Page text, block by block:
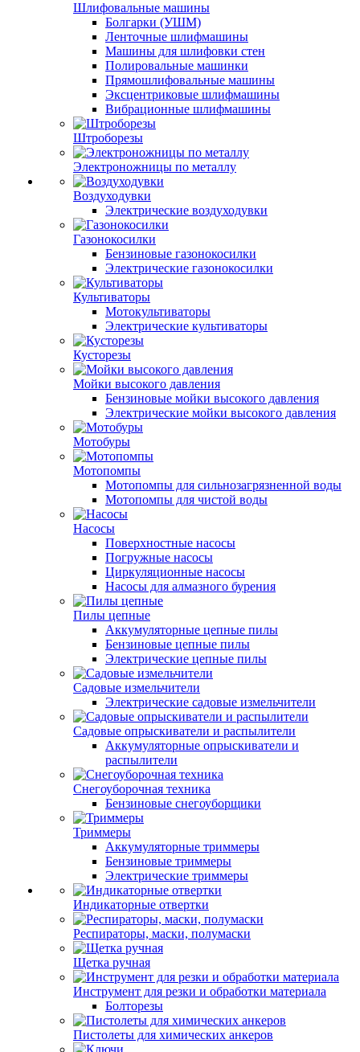
Шлифовальные машины
Болгарки (УШМ)
Ленточные шлифмашины
Машины для шлифовки стен
Полировальные машинки
Прямошлифовальные машины
Эксцентриковые шлифмашины
Вибрационные шлифмашины
Штроборезы
Электроножницы по металлу
Воздуходувки
Электрические воздуходувки
Газонокосилки
Бензиновые газонокосилки
Электрические газонокосилки
Культиваторы
Мотокультиваторы
Электрические культиваторы
Кусторезы
Мойки высокого давления
Бензиновые мойки высокого давления
Электрические мойки высокого давления
Мотобуры
Мотопомпы
Мотопомпы для сильнозагрязненной воды
Мотопомпы для чистой воды
Насосы
Поверхностные насосы
Погружные насосы
Циркуляционные насосы
Насосы для алмазного бурения
Пилы цепные
Аккумуляторные цепные пилы
Бензиновые цепные пилы
Электрические цепные пилы
Садовые измельчители
Электрические садовые измельчители
Садовые опрыскиватели и распылители
Аккумуляторные опрыскиватели и
распылители
Снегоуборочная техника
Бензиновые снегоуборщики
Триммеры
Аккумуляторные триммеры
Бензиновые триммеры
Электрические триммеры
Индикаторные отвертки
Респираторы, маски, полумаски
Щетка ручная
Инструмент для резки и обработки материала
Болторезы
Пистолеты для химических анкеров